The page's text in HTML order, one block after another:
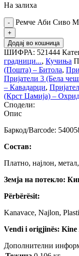
На залиха
Ремче Аби Сиво
Додај во кошница
ШИФРА: 521444
градници..., Кучиња
(Пошта) – Битола,
Пријатели 3 (Бела
– Кавадарци,
(Крст Џамија) –
Сподели:
Опис
Баркод/Barcode:
Состав:
Платно, најлон,
Земја на потекло:
Përbërësit:
Kanavace, Najlon,
Vendi i origjinës:
Дополнителни